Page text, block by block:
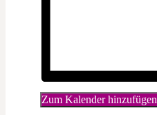
Zum Kalender hinzufügen